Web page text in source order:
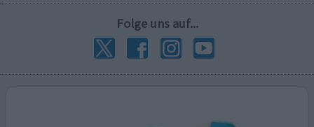
Folge uns auf...